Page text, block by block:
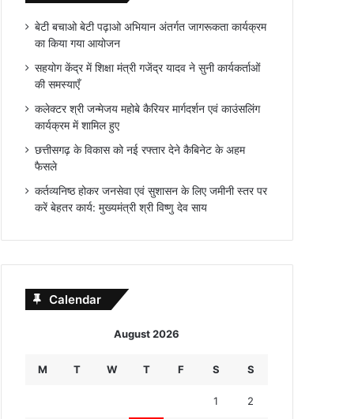
बेटी बचाओ बेटी पढ़ाओ अभियान अंतर्गत जागरूकता कार्यक्रम
का किया गया आयोजन
सहयोग केंद्र में शिक्षा मंत्री गजेंद्र यादव ने सुनी कार्यकर्ताओं
की समस्याएँ
कलेक्टर श्री जन्मेजय महोबे कैरियर मार्गदर्शन एवं काउंसलिंग
कार्यक्रम में शामिल हुए
छत्तीसगढ़ के विकास को नई रफ्तार देने कैबिनेट के अहम
फैसले
कर्तव्यनिष्ठ होकर जनसेवा एवं सुशासन के लिए जमीनी स्तर पर
करें बेहतर कार्य: मुख्यमंत्री श्री विष्णु देव साय
Calendar
August 2026
M T W T F S S
1 2